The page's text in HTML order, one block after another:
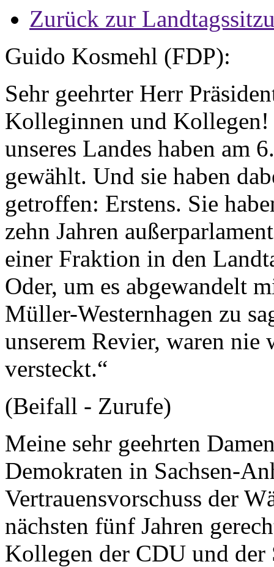
Zurück zur
Guido Kosmehl (FDP):
Sehr geehrter Herr
Kolleginnen und
unseres Landes haben am
gewählt. Und sie haben
getroffen: Erstens. Sie
zehn Jahren
einer Fraktion in den
Oder, um es abgewandelt
Müller-Westernhagen zu
unserem Revier, waren
versteckt.“
(Beifall - Zurufe)
Meine sehr geehrten
Demokraten in Sachsen-
Vertrauensvorschuss der
nächsten fünf Jahren
Kollegen der CDU und der